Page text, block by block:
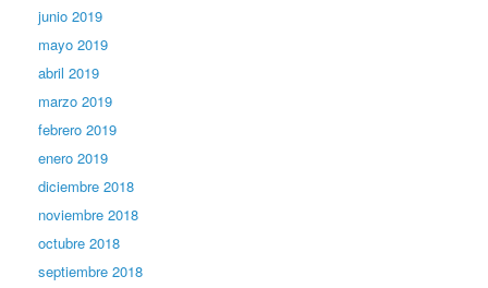
junio 2019
mayo 2019
abril 2019
marzo 2019
febrero 2019
enero 2019
diciembre 2018
noviembre 2018
octubre 2018
septiembre 2018